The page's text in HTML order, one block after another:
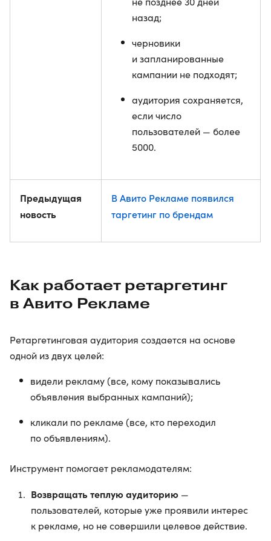
назад;
черновики
и запланированные
кампании не подходят;
аудитория сохраняется,
если число
пользователей — более
5000.
Предыдущая
новость
В Авито Рекламе появился
таргетинг по брендам
Как работает ретаргетинг
в Авито Рекламе
Ретаргетинговая аудитория создается на основе
одной из двух целей:
видели рекламу (все, кому показывались
объявления выбранных кампаний);
кликали по рекламе (все, кто переходил
по объявлениям).
Инструмент помогает рекламодателям:
Возвращать теплую аудиторию —
пользователей, которые уже проявили интерес
к рекламе, но не совершили целевое действие.